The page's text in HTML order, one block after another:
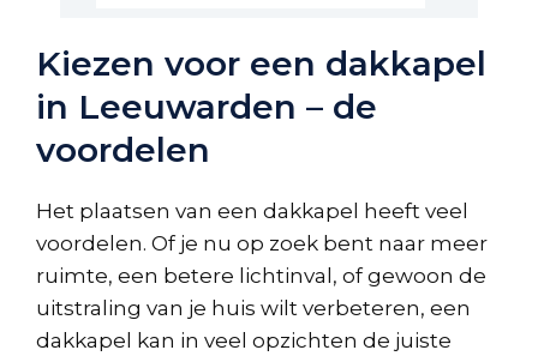
Kiezen voor een dakkapel
in Leeuwarden – de
voordelen
Het plaatsen van een dakkapel heeft veel
voordelen. Of je nu op zoek bent naar meer
ruimte, een betere lichtinval, of gewoon de
uitstraling van je huis wilt verbeteren, een
dakkapel kan in veel opzichten de juiste